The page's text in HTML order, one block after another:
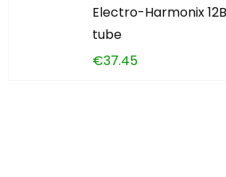
Electro-Harmonix
tube
€37.45